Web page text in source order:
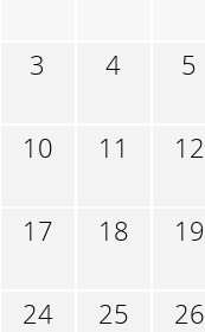
3 4 5
10 11 12
17 18 19
24 25 26